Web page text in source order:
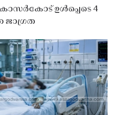
കാസർകോട് ഉൾപ്പെടെ 4
ജാഗ്രത